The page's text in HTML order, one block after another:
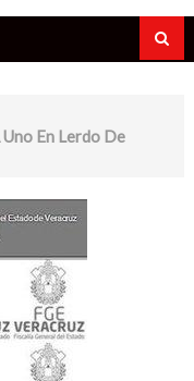
En Lerdo De